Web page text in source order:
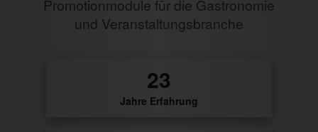
Promotionmodule für die Gastronomie
und Veranstaltungsbranche
27
Jahre Erfahrung